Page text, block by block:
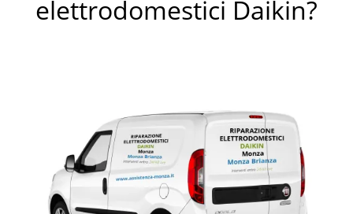
elettrodomestici Daikin?